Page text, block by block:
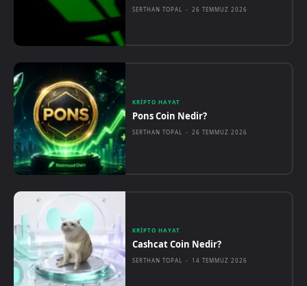
SERTHAN TOPAL - 26 TEMMUZ 2026
KRIPTO HAYAT
Pons Coin Nedir?
SERTHAN TOPAL - 26 TEMMUZ 2026
KRIPTO HAYAT
Cashcat Coin Nedir?
SERTHAN TOPAL - 14 TEMMUZ 2026